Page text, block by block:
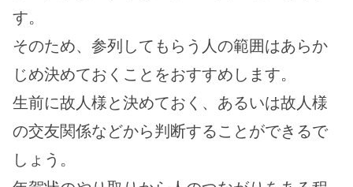
す。
そのため、参列してもらう人の範囲はあらか
じめ決めておくことをおすすめします。
生前に故人様と決めておく、あるいは故人様
の交友関係などから判断することができるで
しょう。